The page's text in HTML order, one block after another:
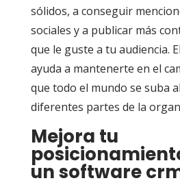
sólidos, a conseguir
sociales y a publicar más
que le guste a tu audiencia.
ayuda a mantenerte en el
que todo el mundo se suba
diferentes partes de la
Mejora tu
un software